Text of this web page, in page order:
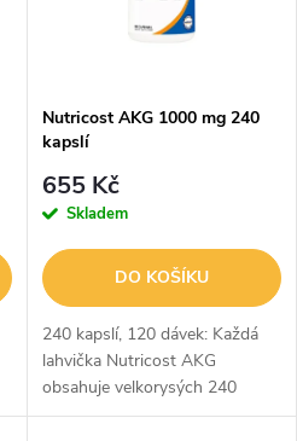
Nutricost AKG 1000 mg 240
kapslí
655 Kč
Skladem
DO KOŠÍKU
240 kapslí, 120 dávek: Každá
lahvička Nutricost AKG
obsahuje velkorysých 240
kapslí, což vám poskytuje